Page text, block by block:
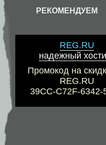
РЕКОМЕНДУЕМ
REG.RU
надежный
Промокод на
REG.RU
39CC-C72F-6342-